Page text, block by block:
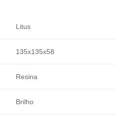
Litus
135x135x58
Resina
Brilho